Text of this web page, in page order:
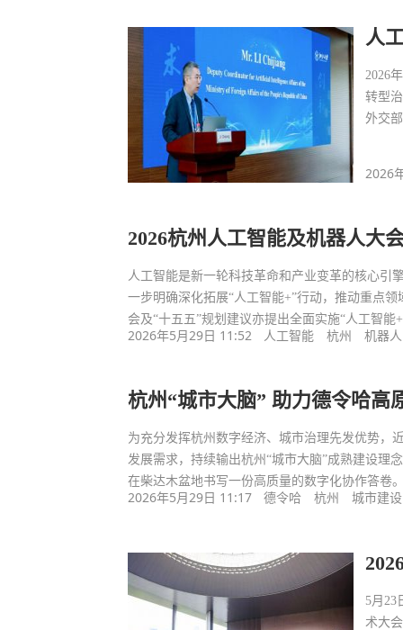
人
2026
转型
外交
2026
2026杭州人工智能及机器人大
人工智能是新一轮科技革命和产业变革的核心引
一步明确深化拓展“人工智能+”行动，推动重点
会及“十五五”规划建议亦提出全面实施“人工智能
2026年5月29日 11:52 人工智能 杭州 机器人
杭州“城市大脑” 助力德令哈高
为充分发挥杭州数字经济、城市治理先发优势，
发展需求，持续输出杭州“城市大脑”成熟建设理
在柴达木盆地书写一份高质量的数字化协作答卷
2026年5月29日 11:17 德令哈 杭州 城市建设
5月23
术大